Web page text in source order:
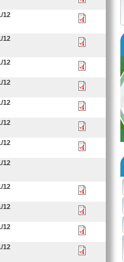
12
12
12
12
12
12
12
12
12
12
12
12